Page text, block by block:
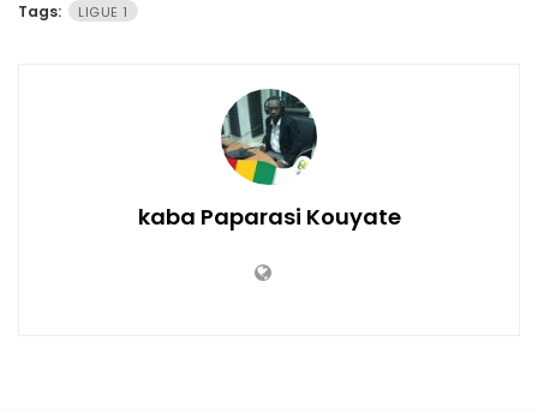
Tags: LIGUE 1
kaba Paparasi Kouyate